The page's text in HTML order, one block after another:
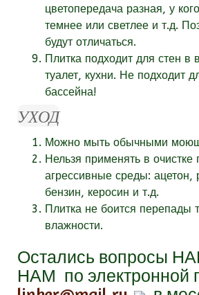
цветопередача разная, у
темнее или светлее и т.д.
будут отличаться.
Плитка подходит для стен в
туалет, кухни. Не подходит
бассейна!
УХОД
Можно мыть обычными
Нельзя применять в очистке
агрессивные среды: ацетон,
бензин, керосин и т.д.
Плитка не боится перепады
влажности.
Остались вопросы
НАМ по электронной